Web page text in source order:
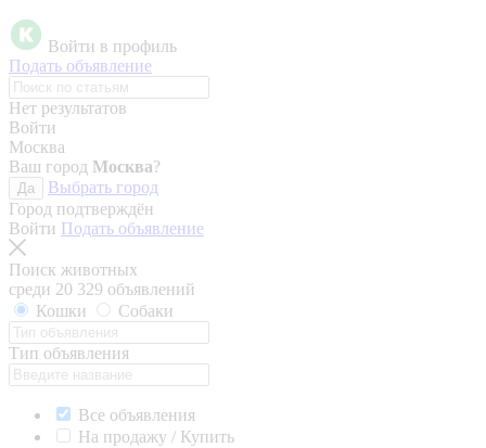
Войти в профиль
Подать объявление
Нет результатов
Войти
Москва
Ваш город Москва?
Да
Выбрать город
Город подтверждён
Войти Подать объявление
Поиск животных
среди 20 329 объявлений
Кошки
Собаки
Тип объявления
Все объявления
На продажу / Купить